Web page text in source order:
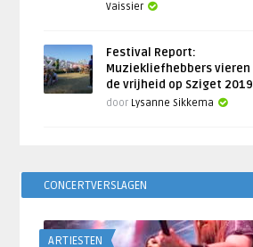
Vaissier
Festival Report:
Muziekliefhebbers vieren
de vrijheid op Sziget 2019
door Lysanne Sikkema
CONCERTVERSLAGEN
ARTIESTEN